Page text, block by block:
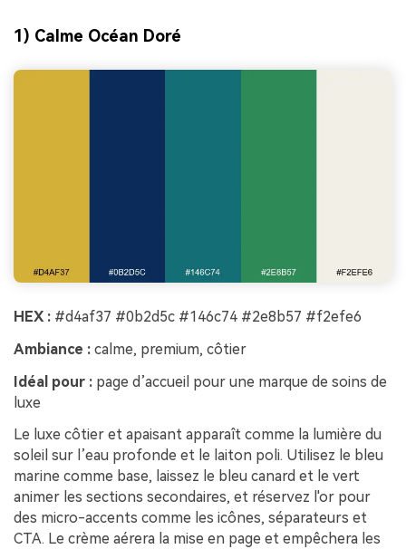
1) Calme Océan Doré
HEX : #d4af37 #0b2d5c #146c74 #2e8b57 #f2efe6
Ambiance : calme, premium, côtier
Idéal pour : page d’accueil pour une marque de soins de
luxe
Le luxe côtier et apaisant apparaît comme la lumière du
soleil sur l’eau profonde et le laiton poli. Utilisez le bleu
marine comme base, laissez le bleu canard et le vert
animer les sections secondaires, et réservez l'or pour
des micro-accents comme les icônes, séparateurs et
CTA. Le crème aérera la mise en page et empêchera les